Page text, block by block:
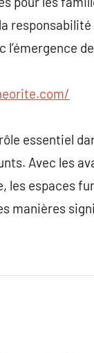
essentiel
Avec les
espaces
manières